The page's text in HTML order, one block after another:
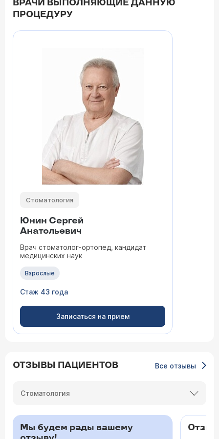
ВРАЧИ ВЫПОЛНЯЮЩИЕ ДАННУЮ
ПРОЦЕДУРУ
Стоматология
Юнин Сергей
Анатольевич
Врач стоматолог-ортопед, кандидат
медицинских наук
Взрослые
Стаж 43 года
Записаться на прием
ОТЗЫВЫ ПАЦИЕНТОВ Все отзывы
Стоматология
Мы будем рады вашему